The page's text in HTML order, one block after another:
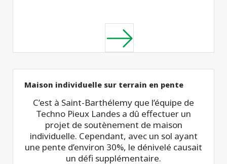
Maison individuelle sur terrain en pente
C’est à Saint-Barthélemy que l’équipe de
Techno Pieux Landes a dû effectuer un
projet de soutènement de maison
individuelle. Cependant, avec un sol ayant
une pente d’environ 30%, le dénivelé causait
un défi supplémentaire.